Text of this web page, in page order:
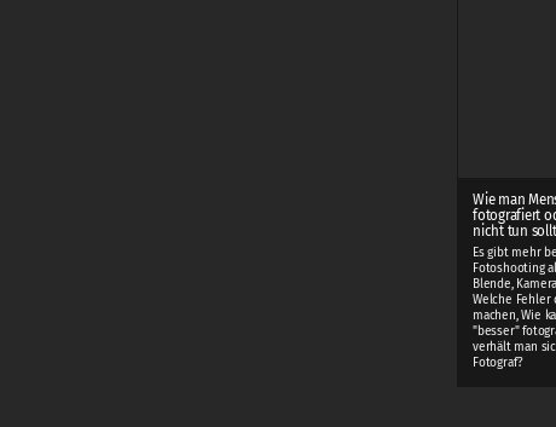
Wie man
fotografiert
nicht tun
Es gibt mehr
Fotoshooting
Blende,
Welche Fehler
machen, Wie
"besser"
verhält man
Fotograf?